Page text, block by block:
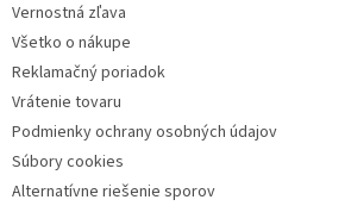
Vernostná zľava
Všetko o nákupe
Reklamačný poriadok
Vrátenie tovaru
Podmienky ochrany osobných údajov
Súbory cookies
Alternatívne riešenie sporov